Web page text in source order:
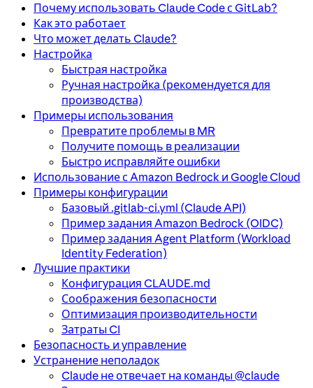
Почему использовать Claude Code с GitLab?
Как это работает
Что может делать Claude?
Настройка
Быстрая настройка
Ручная настройка (рекомендуется для
производства)
Примеры использования
Превратите проблемы в MR
Получите помощь в реализации
Быстро исправляйте ошибки
Использование с Amazon Bedrock и Google Cloud
Примеры конфигурации
Базовый .gitlab-ci.yml (Claude API)
Пример задания Amazon Bedrock (OIDC)
Пример задания Agent Platform (Workload
Identity Federation)
Лучшие практики
Конфигурация CLAUDE.md
Соображения безопасности
Оптимизация производительности
Затраты CI
Безопасность и управление
Устранение неполадок
Claude не отвечает на команды @claude